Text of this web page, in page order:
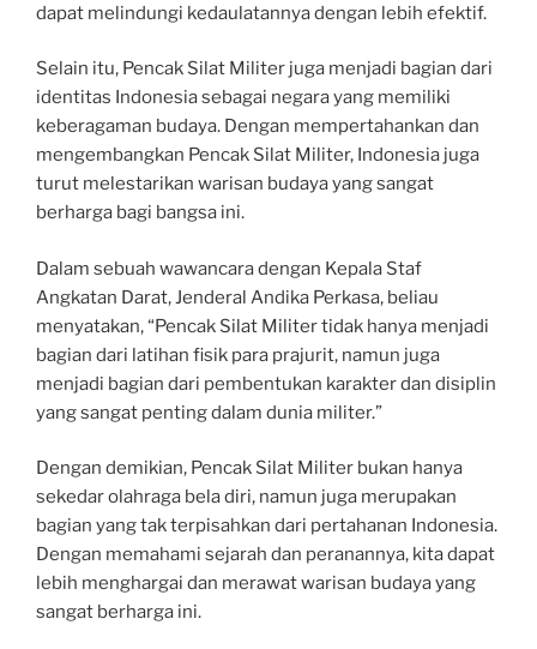
dapat melindungi kedaulatannya dengan lebih efektif.
Selain itu, Pencak Silat Militer juga menjadi bagian dari
identitas Indonesia sebagai negara yang memiliki
keberagaman budaya. Dengan mempertahankan dan
mengembangkan Pencak Silat Militer, Indonesia juga
turut melestarikan warisan budaya yang sangat
berharga bagi bangsa ini.
Dalam sebuah wawancara dengan Kepala Staf
Angkatan Darat, Jenderal Andika Perkasa, beliau
menyatakan, “Pencak Silat Militer tidak hanya menjadi
bagian dari latihan fisik para prajurit, namun juga
menjadi bagian dari pembentukan karakter dan disiplin
yang sangat penting dalam dunia militer.”
Dengan demikian, Pencak Silat Militer bukan hanya
sekedar olahraga bela diri, namun juga merupakan
bagian yang tak terpisahkan dari pertahanan Indonesia.
Dengan memahami sejarah dan peranannya, kita dapat
lebih menghargai dan merawat warisan budaya yang
sangat berharga ini.